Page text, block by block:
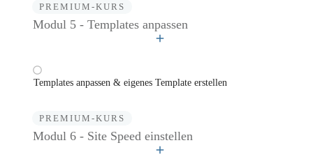
PREMIUM-KURS
Modul 5 - Templates anpassen
Templates anpassen & eigenes Template erstellen
PREMIUM-KURS
Modul 6 - Site Speed einstellen